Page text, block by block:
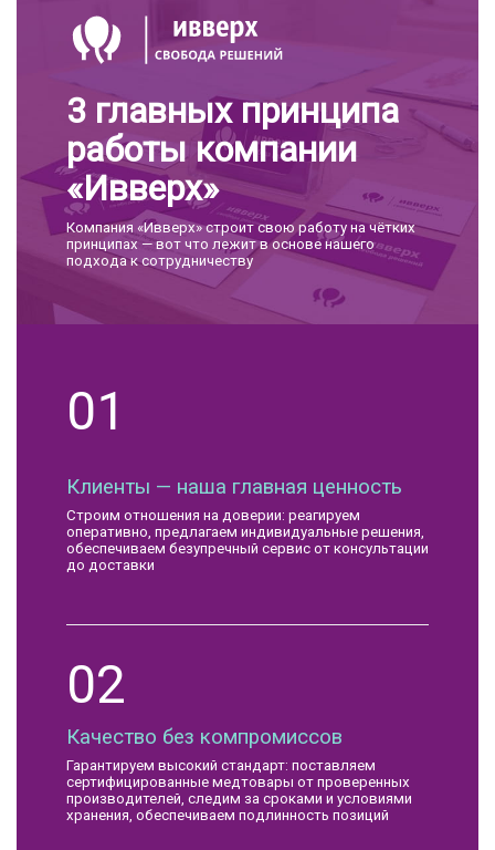
3 главных принципа
работы компании
«Ивверх»
Компания «Ивверх» строит свою работу на чётких
принципах — вот что лежит в основе нашего
подхода к сотрудничеству
01
Клиенты — наша главная ценность
Строим отношения на доверии: реагируем
оперативно, предлагаем индивидуальные решения,
обеспечиваем безупречный сервис от консультации
до доставки
02
Качество без компромиссов
Гарантируем высокий стандарт: поставляем
сертифицированные медтовары от проверенных
производителей, следим за сроками и условиями
хранения, обеспечиваем подлинность позиций